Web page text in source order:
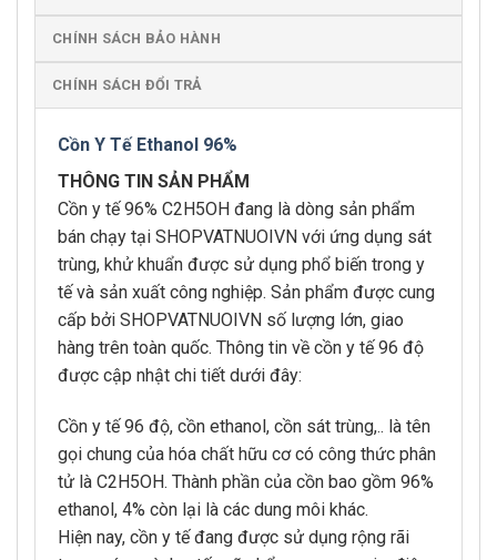
CHÍNH SÁCH BẢO HÀNH
CHÍNH SÁCH ĐỔI TRẢ
Cồn Y Tế Ethanol 96%
THÔNG TIN SẢN PHẨM
Cồn y tế 96% C2H5OH đang là dòng sản phẩm
bán chạy tại SHOPVATNUOIVN với ứng dụng sát
trùng, khử khuẩn được sử dụng phổ biến trong y
tế và sản xuất công nghiệp. Sản phẩm được cung
cấp bởi SHOPVATNUOIVN số lượng lớn, giao
hàng trên toàn quốc. Thông tin về cồn y tế 96 độ
được cập nhật chi tiết dưới đây:
Cồn y tế 96 độ, cồn ethanol, cồn sát trùng,.. là tên
gọi chung của hóa chất hữu cơ có công thức phân
tử là C2H5OH. Thành phần của cồn bao gồm 96%
ethanol, 4% còn lại là các dung môi khác.
Hiện nay, cồn y tế đang được sử dụng rộng rãi